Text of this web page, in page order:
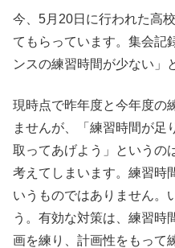
今、5月20日に行われた高
てもらっています。集会記
ンスの練習時間が少ない」
現時点で昨年度と今年度の
ませんが、「練習時間が足
取ってあげよう」というの
考えてしまいます。練習時
いうものではありません。
う。有効な対策は、練習時
画を練り、計画性をもって